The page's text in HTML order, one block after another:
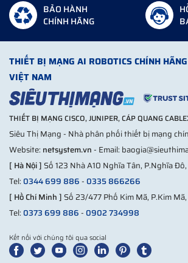
BẢO HÀNH
CHÍNH HÃNG
THIẾT BỊ MẠNG AI ROBOTICS CHÍNH
VIỆT NAM
THIẾT BỊ MẠNG CISCO, JUNIPER, CÁP QUANG
Siêu Thị Mạng - Nhà phân phối thiết bị mạng
Website: netsystem.vn- Email:
[ Hà Nội ] Số 123 Nhà A10 Nghĩa Tân, P.Nghĩa
Tel:0344 699 886-0335 866266
[ Hồ Chí Minh ] Số 23/477 Phố Kim Mã, P.Kim
Tel:0373 699 886-0902 734998
Kết nối với chúng tôi qua social